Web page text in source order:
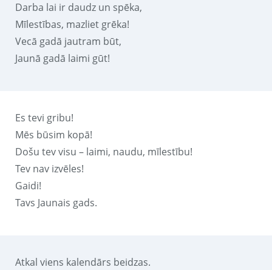
Darba lai ir daudz un spēka,
Mīlestības, mazliet grēka!
Vecā gadā jautram būt,
Jaunā gadā laimi gūt!
Es tevi gribu!
Mēs būsim kopā!
Došu tev visu – laimi, naudu, mīlestību!
Tev nav izvēles!
Gaidi!
Tavs Jaunais gads.
Atkal viens kalendārs beidzas.